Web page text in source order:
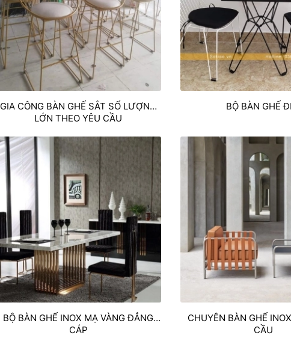
GIA CÔNG BÀN GHẾ SẮT SỐ LƯỢNG
LỚN THEO YÊU CẦU
BỘ BÀN GHẾ
BỘ BÀN GHẾ INOX MẠ VÀNG ĐẲNG
CÁP
CHUYÊN BÀN GHẾ
CẦU